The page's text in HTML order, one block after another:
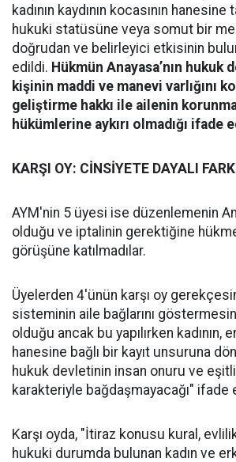
kadının kaydının kocasının hanesine
hukuki statüsüne veya somut bir
doğrudan ve belirleyici etkisinin
edildi. Hükmün Anayasa’nın
kişinin maddi ve manevi varlığını
geliştirme hakkı ile ailenin
hükümlerine aykırı olmadığı ifade
KARŞI OY: CİNSİYETE DAYALI
AYM'nin 5 üyesi ise düzenlemenin
olduğu ve iptalinin gerektiğine
görüşüne katılmadılar.
Üyelerden 4'ünün karşı oy
sisteminin aile bağlarını
olduğu ancak bu yapılırken kadının,
hanesine bağlı bir kayıt unsuruna
hukuk devletinin insan onuru ve
karakteriyle bağdaşmayacağı" ifade
Karşı oyda, "İtiraz konusu kural,
hukuki durumda bulunan kadın ve